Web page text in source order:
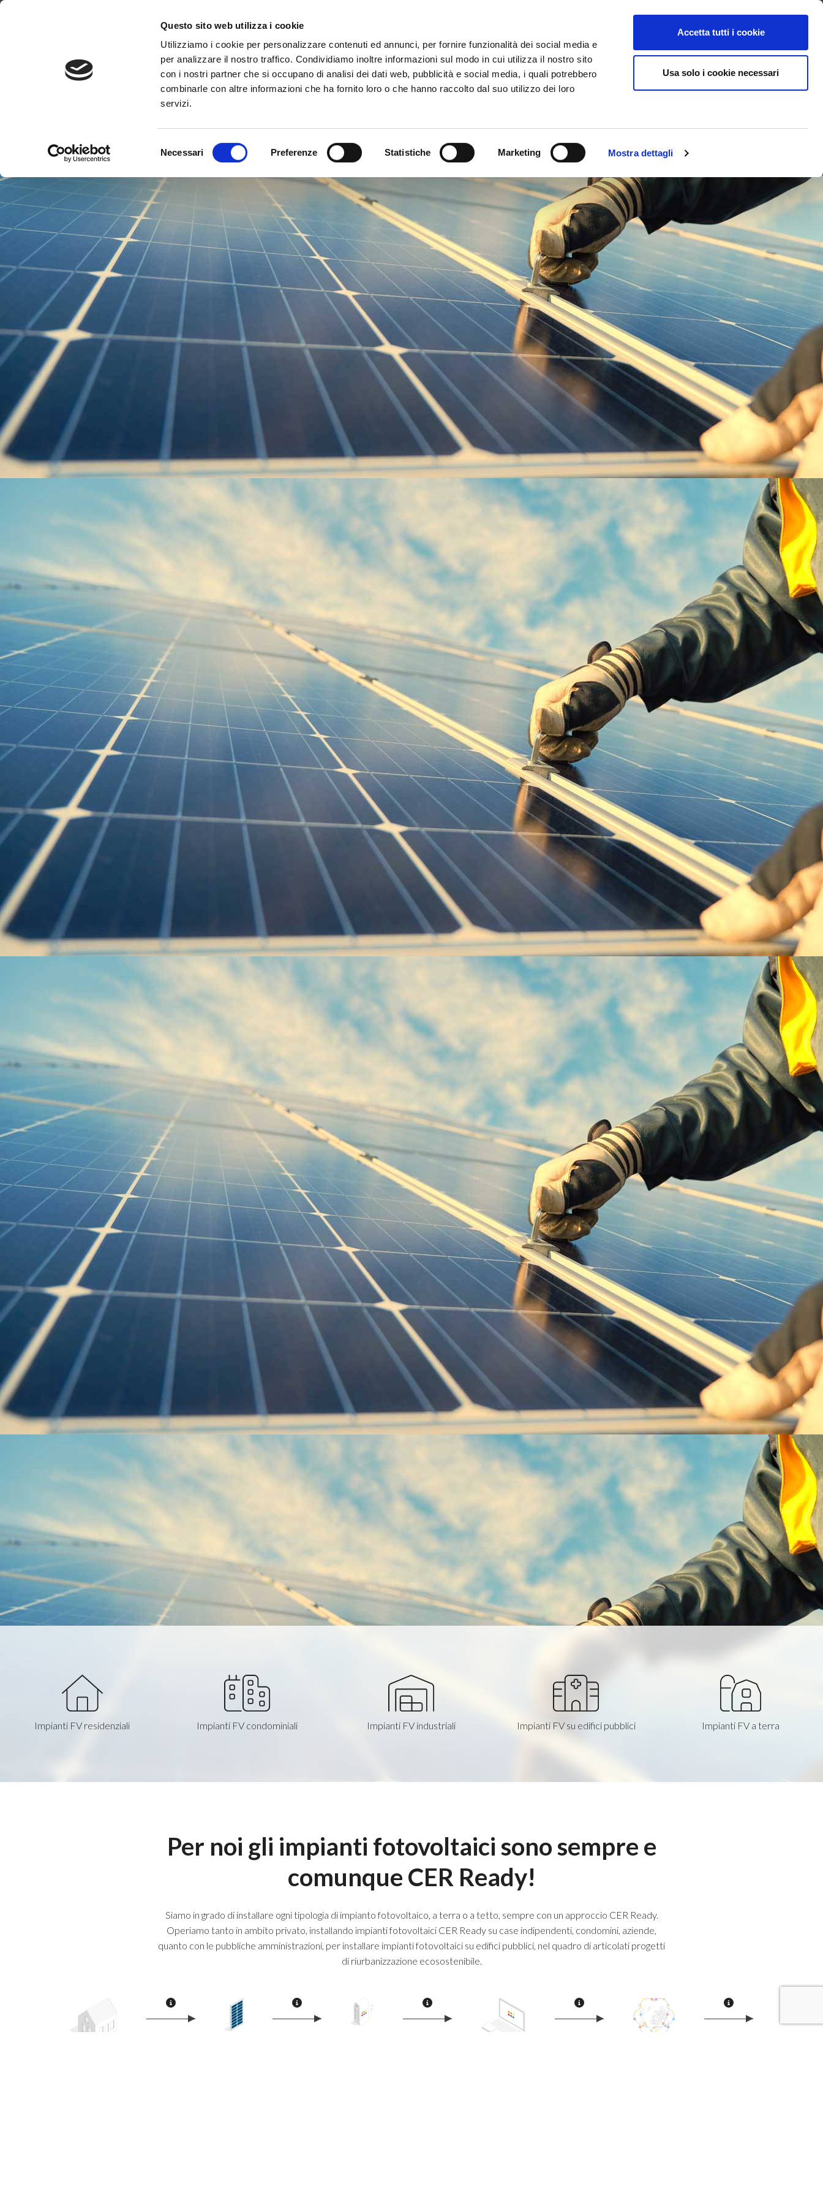
Questo sito web utilizza i cookie
Utilizziamo i cookie per personalizzare contenuti ed annunci, per fornire funzionalità dei social media e
per analizzare il nostro traffico. Condividiamo inoltre informazioni sul modo in cui utilizza il nostro sito
con i nostri partner che si occupano di analisi dei dati web, pubblicità e social media, i quali potrebbero
combinarle con altre informazioni che ha fornito loro o che hanno raccolto dal suo utilizzo dei loro
servizi.
del
Necessari Preferenze Statistiche Marketing Mostra dettagli
Accetta tutti i cookie
Usa solo i cookie necessari
Supporto Apri ticket Scarica l’APP
Impianti fotovoltaici
Impianti FV residenziali Impianti FV condominiali Impianti FV industriali Impianti FV su edifici pubblici Impianti FV a terra
Per noi gli impianti fotovoltaici sono sempre e
comunque CER Ready!
Siamo in grado di installare ogni tipologia di impianto fotovoltaico, a terra o a tetto, sempre con un approccio CER Ready.
Operiamo tanto in ambito privato, installando impianti fotovoltaici CER Ready su case indipendenti, condomini, aziende,
quanto con le pubbliche amministrazioni, per installare impianti fotovoltaici su edifici pubblici, nel quadro di articolati progetti
di riurbanizzazione ecosostenibile.